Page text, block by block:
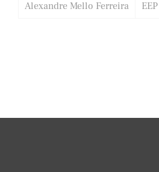
Alexandre Mello Ferreira EEP